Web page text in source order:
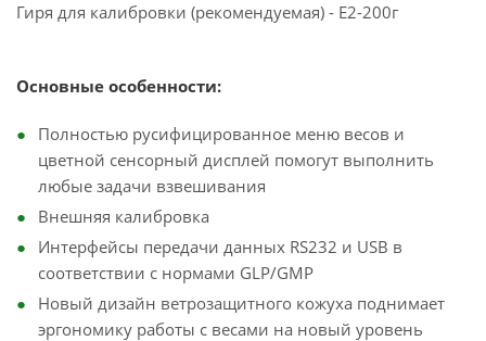
Гиря для калибровки (рекомендуемая) - E2-200г
Основные особенности:
Полностью русифицированное меню весов и
цветной сенсорный дисплей помогут выполнить
любые задачи взвешивания
Внешняя калибровка
Интерфейсы передачи данных RS232 и USB в
соответствии с нормами GLP/GMP
Новый дизайн ветрозащитного кожуха поднимает
эргономику работы с весами на новый уровень